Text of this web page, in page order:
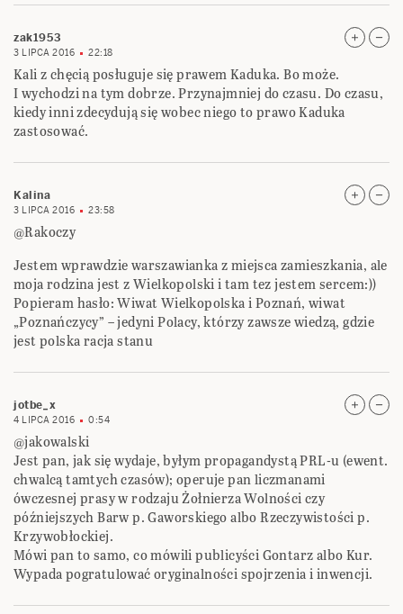
zak1953
3 LIPCA 2016 22:18
Kali z chęcią posługuje się prawem Kaduka. Bo może.
I wychodzi na tym dobrze. Przynajmniej do czasu. Do czasu,
kiedy inni zdecydują się wobec niego to prawo Kaduka
zastosować.
Kalina
3 LIPCA 2016 23:58
@Rakoczy
Jestem wprawdzie warszawianka z miejsca zamieszkania, ale
moja rodzina jest z Wielkopolski i tam tez jestem sercem:))
Popieram hasło: Wiwat Wielkopolska i Poznań, wiwat
„Poznańczycy” – jedyni Polacy, którzy zawsze wiedzą, gdzie
jest polska racja stanu
jotbe_x
4 LIPCA 2016 0:54
@jakowalski
Jest pan, jak się wydaje, byłym propagandystą PRL-u (ewent.
chwalcą tamtych czasów); operuje pan liczmanami
ówczesnej prasy w rodzaju Żołnierza Wolności czy
późniejszych Barw p. Gaworskiego albo Rzeczywistości p.
Krzywobłockiej.
Mówi pan to samo, co mówili publicyści Gontarz albo Kur.
Wypada pogratulować oryginalności spojrzenia i inwencji.